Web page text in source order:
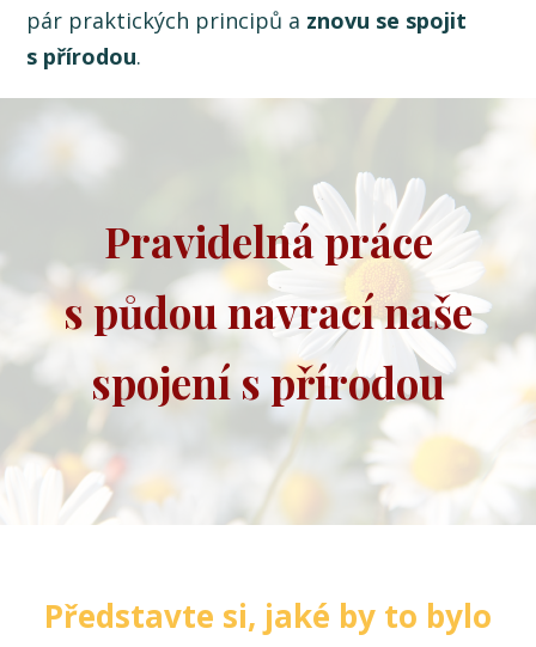
pár praktických principů a znovu se spojit
s přírodou.
Pravidelná práce
s půdou navrací naše
spojení s přírodou
Představte si, jaké by to bylo